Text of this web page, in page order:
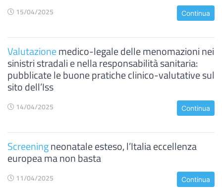
15/04/2025 Continua
Valutazionemedico-legale delle menomazioni nei
sinistri stradali e nella responsabilità sanitaria:
pubblicate le buone pratiche clinico-valutative sul
sito dell’Iss
14/04/2025 Continua
Screeningneonatale esteso, l’Italia eccellenza
europea ma non basta
11/04/2025 Continua